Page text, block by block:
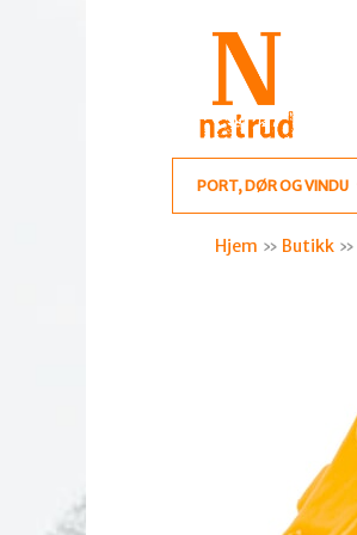
PORT, DØR OG VINDU
Hjem » Butikk »